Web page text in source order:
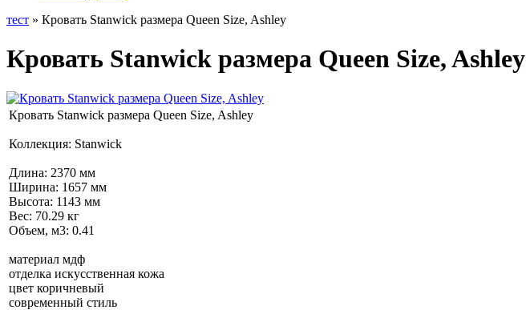
тест » Кровать Stanwick размера Queen Size, Ashley
Кровать Stanwick размера Queen Size, Ashley
Кровать Stanwick размера Queen Size, Ashley
Коллекция: Stanwick
Длина: 2370 мм
Ширина: 1657 мм
Высота: 1143 мм
Вес: 70.29 кг
Объем, м3: 0.41
материал мдф
отделка искусственная кожа
цвет коричневый
современный стиль